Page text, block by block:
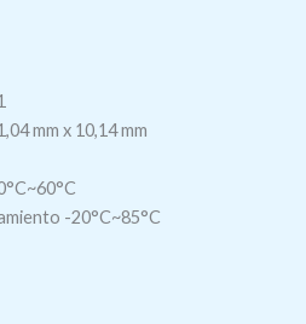
mm x 10,14 mm
-20°C~85°C